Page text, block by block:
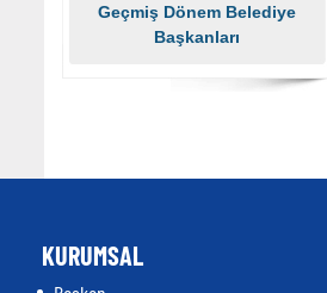
Geçmiş Dönem Belediye
Başkanları
KURUMSAL